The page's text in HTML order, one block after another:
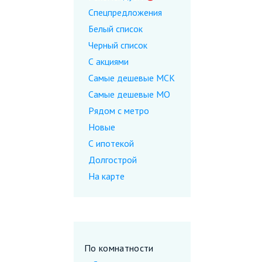
Спецпредложения
Белый список
Черный список
С акциями
Самые дешевые МСК
Самые дешевые МО
Рядом с метро
Новые
С ипотекой
Долгострой
На карте
По комнатности